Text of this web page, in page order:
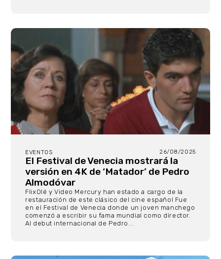
EVENTOS 26/08/2025
El Festival de Venecia mostrará la
versión en 4K de ‘Matador’ de Pedro
Almodóvar
FlixOlé y Video Mercury han estado a cargo de la
restauración de este clásico del cine español Fue
en el Festival de Venecia donde un joven manchego
comenzó a escribir su fama mundial como director.
Al debut internacional de Pedro...